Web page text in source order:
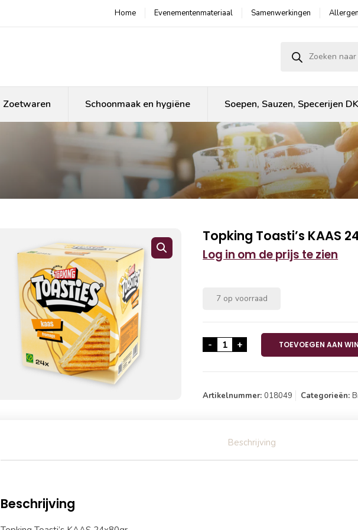
Home Evenementenmateriaal Samenwerkingen
Zoetwaren Schoonmaak en hygiëne Soepen, Sauzen, Specerijen
Topking Toasti’s KAAS
Log in om de prijs te zien
7 op voorraad
- Topking Toasti's KAAS 24x80gr
+ TOEVOEGEN AAN
Artikelnummer: 018049 Categorieën:
Beschrijving
Beschrijving